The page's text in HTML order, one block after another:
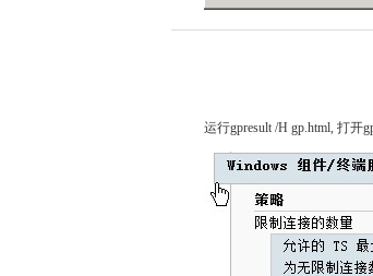
运行gpresult /H gp.html, 打开